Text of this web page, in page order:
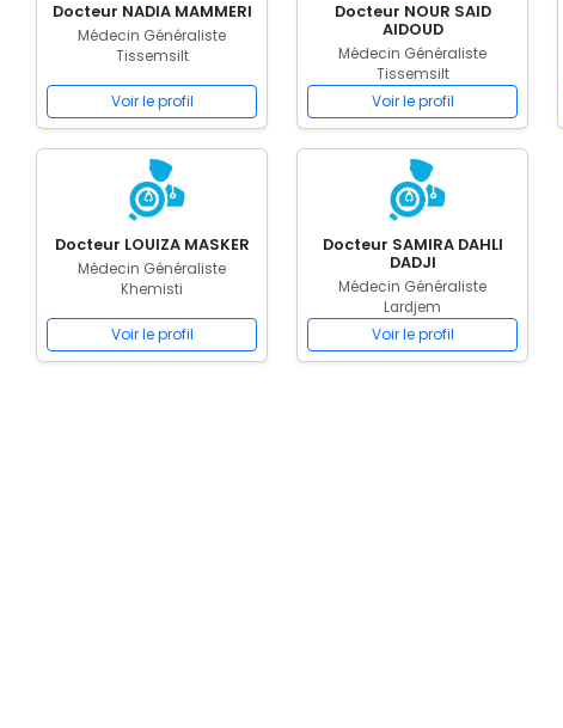
Docteur NADIA MAMMERI
Médecin Généraliste
Tissemsilt
Voir le profil
Docteur NOUR SAID
AIDOUD
Médecin Généraliste
Tissemsilt
Voir le profil
Docteur LOUIZA MASKER
Médecin Généraliste
Khemisti
Voir le profil
Docteur SAMIRA DAHLI
DADJI
Médecin Généraliste
Lardjem
Voir le profil